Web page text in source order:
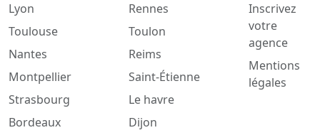
Lyon
Toulouse
Nantes
Montpellier
Strasbourg
Bordeaux
Rennes
Toulon
Reims
Saint-Étienne
Le havre
Dijon
Inscrivez
votre
agence
Mentions
légales